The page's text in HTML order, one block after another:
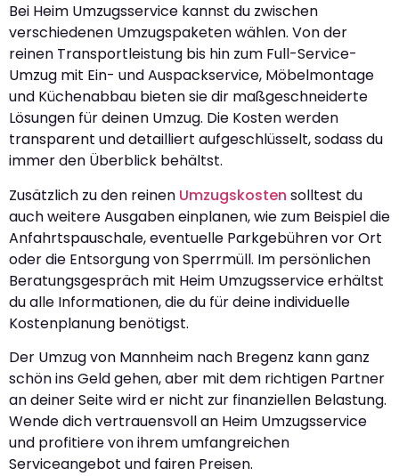
Bei Heim Umzugsservice kannst du zwischen
verschiedenen Umzugspaketen wählen. Von der
reinen Transportleistung bis hin zum Full-Service-
Umzug mit Ein- und Auspackservice, Möbelmontage
und Küchenabbau bieten sie dir maßgeschneiderte
Lösungen für deinen Umzug. Die Kosten werden
transparent und detailliert aufgeschlüsselt, sodass du
immer den Überblick behältst.
Zusätzlich zu den reinen Umzugskosten solltest du
auch weitere Ausgaben einplanen, wie zum Beispiel die
Anfahrtspauschale, eventuelle Parkgebühren vor Ort
oder die Entsorgung von Sperrmüll. Im persönlichen
Beratungsgespräch mit Heim Umzugsservice erhältst
du alle Informationen, die du für deine individuelle
Kostenplanung benötigst.
Der Umzug von Mannheim nach Bregenz kann ganz
schön ins Geld gehen, aber mit dem richtigen Partner
an deiner Seite wird er nicht zur finanziellen Belastung.
Wende dich vertrauensvoll an Heim Umzugsservice
und profitiere von ihrem umfangreichen
Serviceangebot und fairen Preisen.